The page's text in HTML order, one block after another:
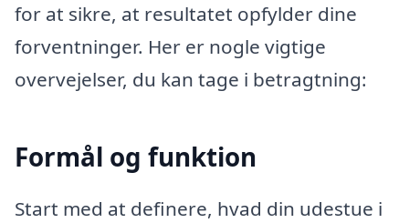
for at sikre, at resultatet opfylder dine
forventninger. Her er nogle vigtige
overvejelser, du kan tage i betragtning:
Formål og funktion
Start med at definere, hvad din udestue i